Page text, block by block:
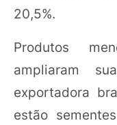
20,5%.
Produtos
ampliaram
exportadora
estão